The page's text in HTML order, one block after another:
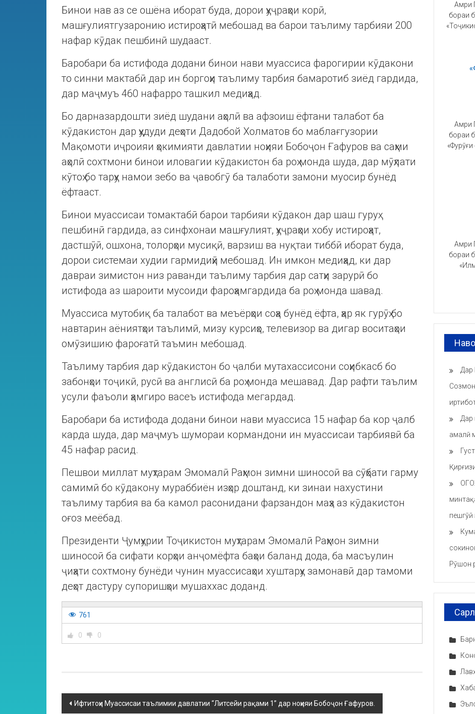
Бинои нав аз се ошёна иборат буда, дорои ҳуҷраҳои корӣ,
машғулиятгузаронию истироҳатӣ мебошад ва барои таълиму тарбияи 200
нафар кӯдак пешбинӣ шудааст.
Баробари ба истифода додани бинои нави муассиса фарогирии кӯдакони
то синни мактабӣ дар ин боргоҳи таълиму тарбия бамаротиб зиёд гардида,
дар маҷмуъ 460 нафарро ташкил медиҳад.
Бо дарназардошти зиёд шудани аҳолӣ ва афзоиш ёфтани талабот ба
кӯдакистон дар ҳудуди деҳоти Дадобой Холматов бо маблағгузории
Мақомоти иҷроияи ҳокимияти давлатии ноҳияи Бобоҷон Ғафуров ва саҳми
аҳолӣ сохтмони бинои иловагии кӯдакистон ба роҳ монда шуда, дар мӯҳлати
кӯтоҳ бо тарҳу намои зебо ва ҷавобгӯ ба талаботи замони муосир бунёд
ёфтааст.
Бинои муассисаи томактабӣ барои тарбияи кӯдакон дар шаш гуруҳ
пешбинӣ гардида, аз синфхонаи машғулият, ҳуҷраҳои хобу истироҳат,
дастшӯӣ, ошхона, толорҳои мусиқӣ, варзиш ва нуқтаи тиббӣ иборат буда,
дорои системаи худии гармидиҳӣ мебошад. Ин имкон медиҳад, ки дар
давраи зимистон низ раванди таълиму тарбия дар сатҳи зарурӣ бо
истифода аз шароити мусоиди фароҳамгардида ба роҳ монда шавад.
Муассиса мутобиқ ба талабот ва меъёрҳои соҳа бунёд ёфта, ҳар як гурӯҳ бо
навтарин аёниятҳои таълимӣ, мизу курсиҳо, телевизор ва дигар воситаҳои
омӯзишию фароғатӣ таъмин мебошад.
Таълиму тарбия дар кӯдакистон бо ҷалби мутахассисони соҳибкасб бо
забонҳои тоҷикӣ, русӣ ва англисӣ ба роҳ монда мешавад. Дар рафти таълим
усули фаъоли ҳамгиро васеъ истифода мегардад.
Баробари ба истифода додани бинои нави муассиса 15 нафар ба кор ҷалб
карда шуда, дар маҷмуъ шумораи кормандони ин муассисаи тарбиявӣ ба
45 нафар расид.
Пешвои миллат муҳтарам Эмомалӣ Раҳмон зимни шиносоӣ ва сӯҳбати гарму
самимӣ бо кӯдакону мураббиён изҳор доштанд, ки зинаи нахустини
таълиму тарбия ва ба камол расонидани фарзандон маҳз аз кӯдакистон
оғоз меёбад.
Президенти Ҷумҳурии Тоҷикистон муҳтарам Эмомалӣ Раҳмон зимни
шиносоӣ ба сифати корҳои анҷомёфта баҳои баланд дода, ба масъулин
ҷиҳати сохтмону бунёди чунин муассисаҳои хуштарҳу замонавӣ дар тамоми
деҳот дастуру супоришҳои мушаххас доданд.
761
0 0
Ифтитоҳи Муассисаи таълимии давлатии “Литсейи рақами 1” дар ноҳияи Бобоҷон Ғафуров.
Амри
бораи
Амри
бораи
Амри
бораи
Дар
Дар
амалӣ
Рӯшон